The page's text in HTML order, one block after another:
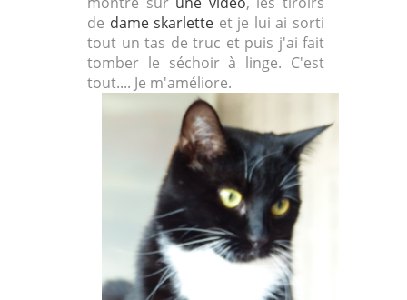
de dame skarlette et je lui ai sorti
tout un tas de truc et puis j'ai fait
tomber le séchoir à linge. C'est
tout.... Je m'améliore.